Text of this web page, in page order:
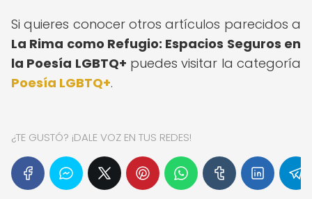
Si quieres conocer otros artículos parecidos a
La Rima como Refugio: Espacios Seguros en
la Poesía LGBTQ+ puedes visitar la categoría
Poesía LGBTQ+.
¿TE GUSTÓ? ¡DALE VOZ EN TUS REDES!